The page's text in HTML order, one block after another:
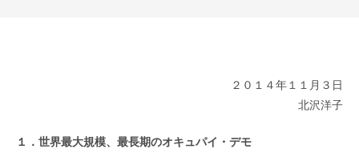
２０１４年１１月３日
北沢洋子
１．世界最大規模、最長期のオキュパイ・デモ